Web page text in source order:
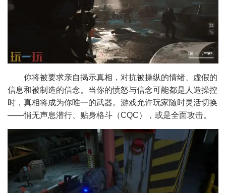
你将被要求亲自揭示真相，对抗被操纵的情绪、虚假的
信息和被制造的信念。当你的愤怒与信念可能都是人造操控
时，真相将成为你唯一的武器。游戏允许玩家随时灵活切换
——悄无声息潜行、贴身格斗（CQC），或是全面攻击。